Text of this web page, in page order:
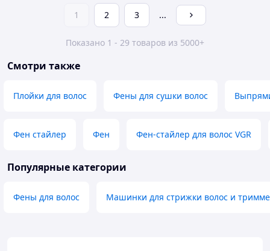
1 2 3 ...
Показано 1 - 29 товаров из 5000+
Смотри также
Плойки для волос Фены для сушки волос
Фен стайлер Фен Фен-стайлер для волос VGR
Популярные категории
Фены для волос Машинки для стрижки волос и